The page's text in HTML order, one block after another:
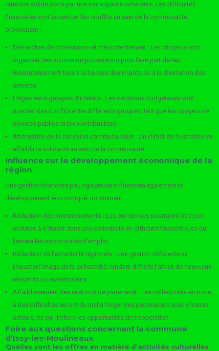
territoire solide porté par une municipalité cohérente. Les difficultés
financières vont accentuer les conflits au sein de la communauté,
provoquant :
Démarches de protestation et mécontentement : Les citoyens vont
organiser des actions de protestation pour faire part de leur
mécontentement face à la hausse des impôts ou à la diminution des
services.
Litiges entre groupes d’intérêts : Les décisions budgétaires vont
susciter des conflits entre différents groupes, tels que les usagers de
services publics et les contribuables.
Atténuation de la cohésion communautaire : Un climat de frustration va
affaiblir la solidarité au sein de la communauté.
Influence sur le développement économique de la
région
Une gestion financière peu rigoureuse influencera également le
développement économique, notamment :
Réduction des investissements : Les entreprises pourraient être peu
enclines à s’établir dans une collectivité en difficulté financière, ce qui
limitera les opportunités d’emploi.
Réduction de l’attractivité régionale : Une gestion déficiente va
impacter l’image de la collectivité, rendant difficile l’attrait de nouveaux
résidents ou investisseurs.
Affaiblissement des relations de partenariat : Les collectivités en proie
à des difficultés auront du mal à forger des partenariats avec d’autres
acteurs, ce qui limitera les opportunités de coopération.
Foire aux questions concernant la commune
d’Issy-les-Moulineaux
Quelles sont les offres en matière d’activités culturelles